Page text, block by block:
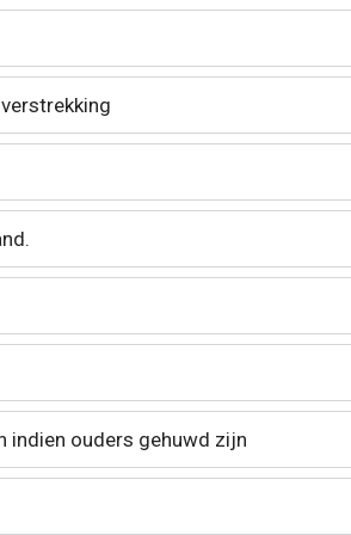
indien ouders gehuwd zijn